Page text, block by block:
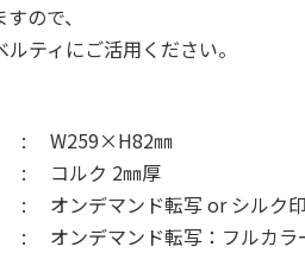
ので、
ティにご活用ください。
W259×H82㎜
コルク 2㎜厚
オンデマンド転写 or シルク
オンデマンド転写：フルカラ